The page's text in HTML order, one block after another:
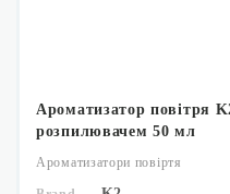
Ароматизатор повітря
розпилювачем 50 мл
Ароматизатори повіртя